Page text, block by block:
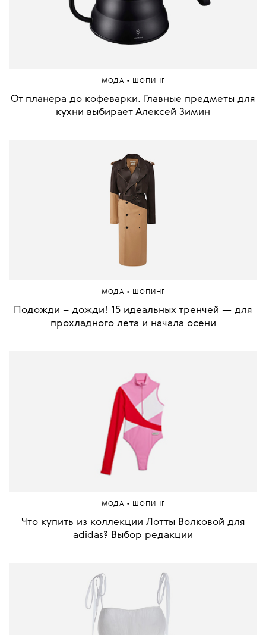
МОДА • ШОПИНГ
От планера до кофеварки. Главные предметы для
кухни выбирает Алексей Зимин
МОДА • ШОПИНГ
Подожди – дожди! 15 идеальных тренчей — для
прохладного лета и начала осени
МОДА • ШОПИНГ
Что купить из коллекции Лотты Волковой для
adidas? Выбор редакции